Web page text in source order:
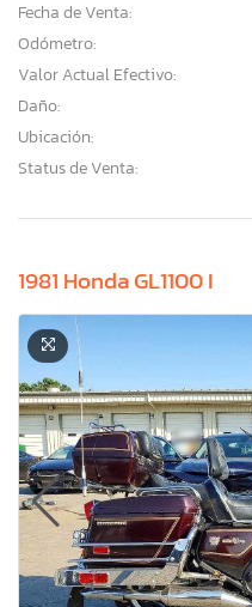
Fecha de Venta:
Odómetro:
Valor Actual Efectivo:
Daño:
Ubicación:
Status de Venta:
1981 Honda GL1100 I